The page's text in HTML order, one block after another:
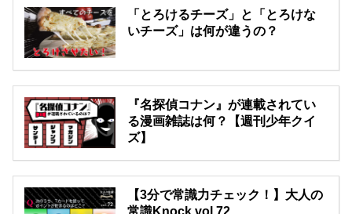
「とろけるチーズ」と「とろけな
いチーズ」は何が違うの？
『名探偵コナン』が連載されてい
る漫画雑誌は何？【週刊少年クイ
ズ】
【3分で常識力チェック！】大人の